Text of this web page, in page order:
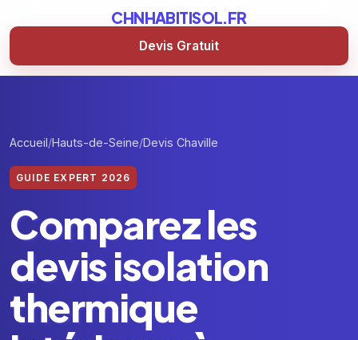
CHNHABITISOL.FR
Devis Gratuit
Accueil Hauts-de-Seine Devis Chaville
GUIDE EXPERT 2026
Comparez les
devis isolation
thermique